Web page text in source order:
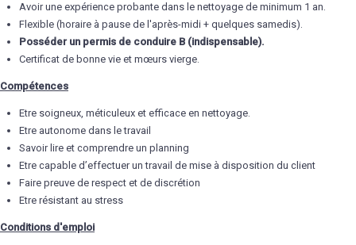
Avoir une expérience probante dans le nettoyage de minimum 1 an.
Flexible (horaire à pause de l'après-midi + quelques samedis).
Posséder un permis de conduire B (indispensable).
Certificat de bonne vie et mœurs vierge.
Compétences
Etre soigneux, méticuleux et efficace en nettoyage.
Etre autonome dans le travail
Savoir lire et comprendre un planning
Etre capable d’effectuer un travail de mise à disposition du client
Faire preuve de respect et de discrétion
Etre résistant au stress
Conditions d'emploi